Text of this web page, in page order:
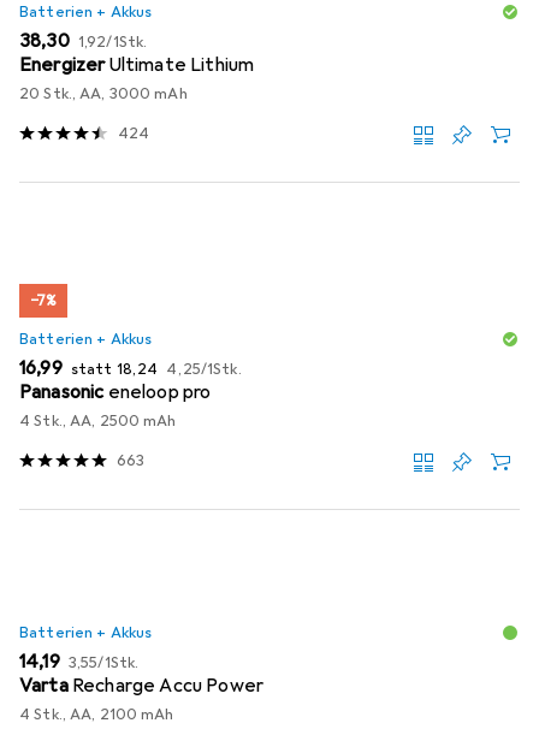
Batterien + Akkus
EUR
38,30 EUR
1,92/1Stk.
EnergizerUltimate Lithium
20 Stk., AA, 3000 mAh
424
−7%
Batterien + Akkus
EUR
16,99 statt EUR
18,24 EUR
4,25/1Stk.
Panasonic eneloop pro
4 Stk., AA, 2500 mAh
663
Batterien + Akkus
EUR
14,19 EUR
3,55/1Stk.
Varta Recharge Accu Power
4 Stk., AA, 2100 mAh